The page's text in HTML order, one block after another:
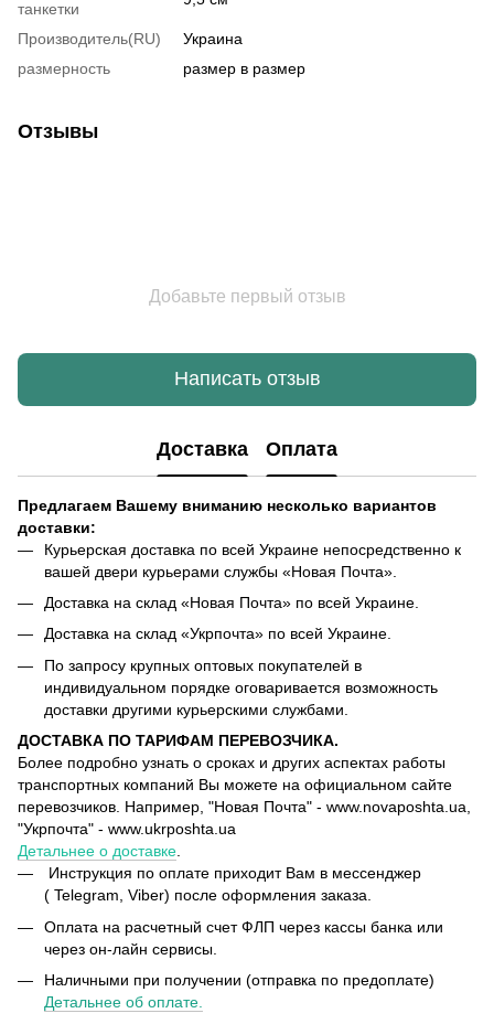
танкетки
Производитель(RU)
Украина
размерность
размер в размер
Отзывы
Добавьте первый отзыв
Написать отзыв
Доставка Оплата
Предлагаем Вашему вниманию несколько вариантов
доставки:
Курьерская доставка по всей Украине непосредственно к
вашей двери курьерами службы «Новая Почта».
Доставка на склад «Новая Почта» по всей Украине.
Доставка на склад «Укрпочта» по всей Украине.
По запросу крупных оптовых покупателей в
индивидуальном порядке оговаривается возможность
доставки другими курьерскими службами.
ДОСТАВКА ПО ТАРИФАМ ПЕРЕВОЗЧИКА.
Более подробно узнать о сроках и других аспектах работы
транспортных компаний Вы можете на официальном сайте
перевозчиков. Например, "Новая Почта" - www.novaposhta.ua,
"Укрпочта" - www.ukrposhta.ua
Детальнее о доставке
Инструкция по оплате приходит Вам в мессенджер
( Telegram, Viber) после оформления заказа.
Оплата на расчетный счет ФЛП через кассы банка или
через он-лайн сервисы.
Наличными при получении (отправка по предоплате)
Детальнее об оплате.